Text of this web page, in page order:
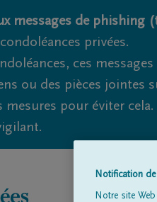
messages de phishing
privées.
ces
ou des pièces jointes
mesures pour éviter
Notification
Notre site